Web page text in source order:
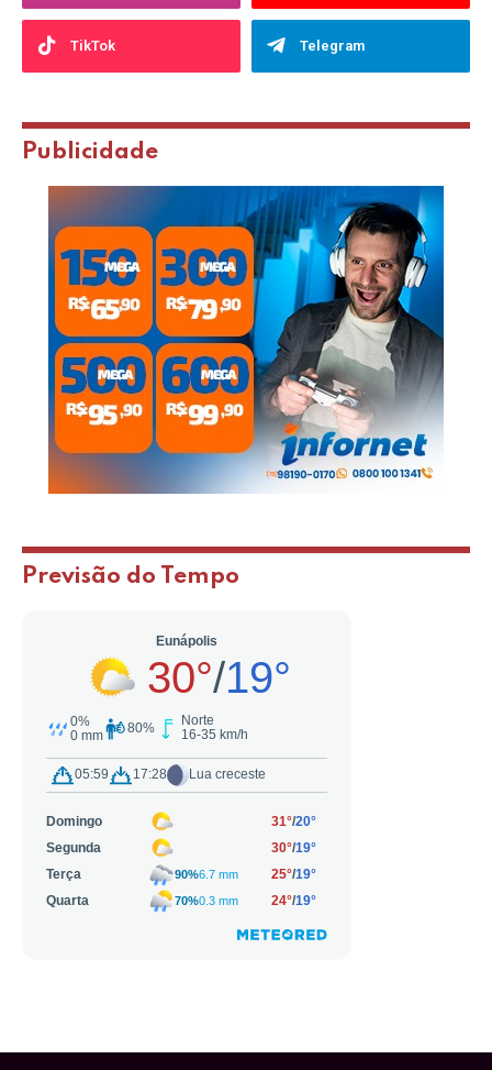
TikTok Telegram
Publicidade
Previsão do Tempo